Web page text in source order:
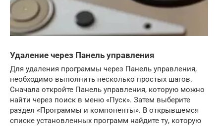
Удаление через Панель управления
Для удаления программы через Панель управления,
необходимо выполнить несколько простых шагов.
Сначала откройте Панель управления, которую можно
найти через поиск в меню «Пуск». Затем выберите
раздел «Программы и компоненты». В открывшемся
списке установленных программ найдите ту, которую